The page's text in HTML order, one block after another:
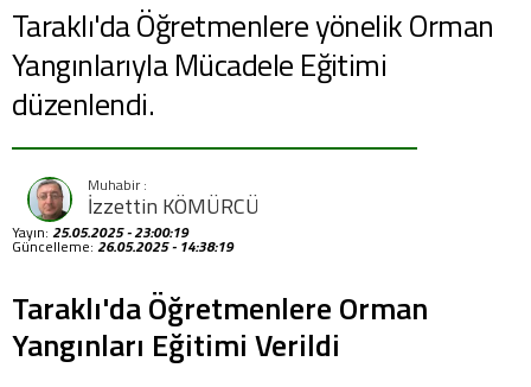
Taraklı'da Öğretmenlere yönelik Orman
Yangınlarıyla Mücadele Eğitimi
düzenlendi.
İzzettin KÖMÜRCÜ
Yayın: 25.05.2025 - 23:00:19
Güncelleme: 26.05.2025 - 14:38:19
Taraklı'da Öğretmenlere Orman
Yangınları Eğitimi Verildi